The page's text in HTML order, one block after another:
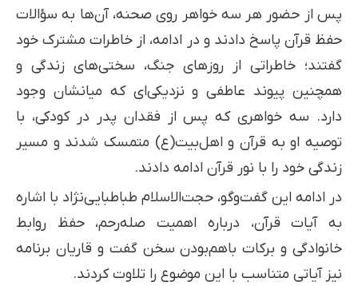
پس از حضور هر سه خواهر روی صحنه، آن‌ها به سؤالات
حفظ قرآن پاسخ دادند و در ادامه، از خاطرات مشترک خود
گفتند؛ خاطراتی از روزهای جنگ، سختی‌های زندگی و
همچنین پیوند عاطفی و نزدیکی‌ای که میانشان وجود
دارد. سه خواهری که پس از فقدان پدر در کودکی، با
توصیه او به قرآن و اهل‌بیت(ع) متمسک شدند و مسیر
زندگی خود را با نور قرآن ادامه دادند.
در ادامه این گفت‌وگو، حجت‌الاسلام طباطبایی‌نژاد با اشاره
به آیات قرآن، درباره اهمیت صله‌رحم، حفظ روابط
خانوادگی و برکات باهم‌بودن سخن گفت و قاریان برنامه
نیز آیاتی متناسب با این موضوع را تلاوت کردند.